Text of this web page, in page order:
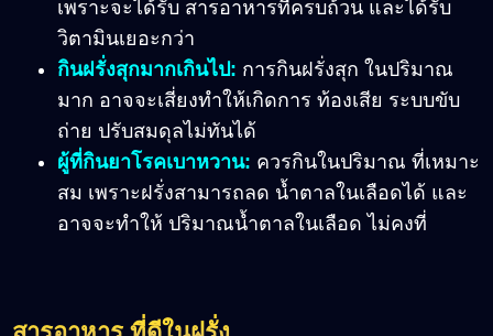
เพราะจะได้รับ สารอาหารที่ครบถ้วน และได้รับ
วิตามินเยอะกว่า
กินฝรั่งสุกมากเกินไป: การกินฝรั่งสุก ในปริมาณ
มาก อาจจะเสี่ยงทำให้เกิดการ ท้องเสีย ระบบขับ
ถ่าย ปรับสมดุลไม่ทันได้
ผู้ที่กินยาโรคเบาหวาน: ควรกินในปริมาณ ที่เหมาะ
สม เพราะฝรั่งสามารถลด น้ำตาลในเลือดได้ และ
อาจจะทำให้ ปริมาณน้ำตาลในเลือด ไม่คงที่